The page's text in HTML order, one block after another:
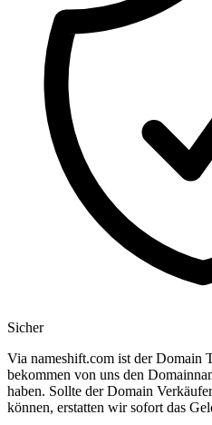
Sicher
Via nameshift.com ist der Domain
bekommen von uns den
haben. Sollte der Domain
können, erstatten wir sofort das